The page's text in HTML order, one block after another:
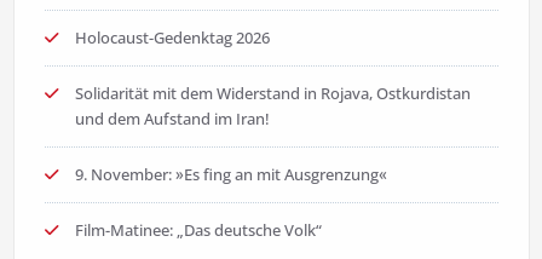
Holocaust-Gedenktag 2026
Solidarität mit dem Widerstand in Rojava, Ostkurdistan
und dem Aufstand im Iran!
9. November: »Es fing an mit Ausgrenzung«
Film-Matinee: „Das deutsche Volk“